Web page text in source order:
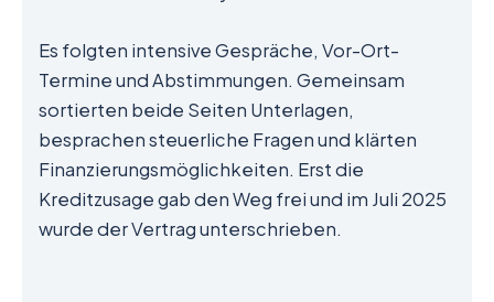
Es folgten intensive Gespräche, Vor-Ort-
Termine und Abstimmungen. Gemeinsam
sortierten beide Seiten Unterlagen,
besprachen steuerliche Fragen und klärten
Finanzierungsmöglichkeiten. Erst die
Kreditzusage gab den Weg frei und im Juli 2025
wurde der Vertrag unterschrieben.